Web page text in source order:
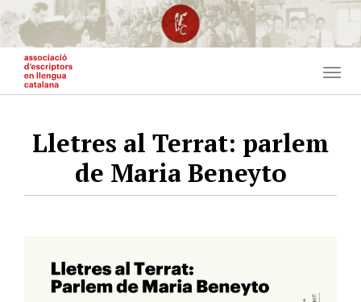
Vés
al
contingut
Lletres al Terrat: parlem
de Maria Beneyto